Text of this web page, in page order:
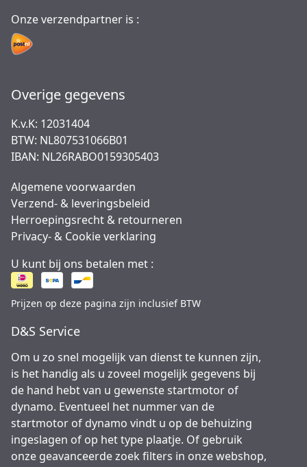
Onze verzendpartner is :
Overige gegevens
K.v.K: 12031404
BTW: NL807531066B01
IBAN: NL26RABO0159305403
Algemene voorwaarden
Verzend- & leveringsbeleid
Herroepingsrecht & retourneren
Privacy- & Cookie verklaring
U kunt bij ons betalen met :
Prijzen op deze pagina zijn inclusief BTW
D&S Service
Om u zo snel mogelijk van dienst te kunnen zijn,
is het handig als u zoveel mogelijk gegevens bij
de hand hebt van u gewenste startmotor of
dynamo. Eventueel het nummer van de
startmotor of dynamo vindt u op de behuizing
ingeslagen of op het type plaatje. Of gebruik
onze geavanceerde zoek filters in onze webshop,